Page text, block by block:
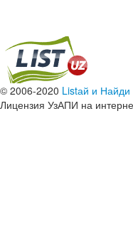
© 2006-2020 Listай и Найди
Лицензия УзАПИ на